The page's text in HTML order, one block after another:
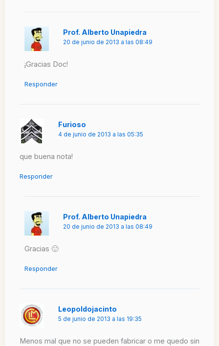
Prof. Alberto Unapiedra
20 de junio de 2013 a las 08:49
¡Gracias Doc!
Responder
Furioso
4 de junio de 2013 a las 05:35
que buena nota!
Responder
Prof. Alberto Unapiedra
20 de junio de 2013 a las 08:49
Gracias 🙂
Responder
Leopoldojacinto
5 de junio de 2013 a las 19:35
Menos mal que no se pueden fabricar o me quedo sin